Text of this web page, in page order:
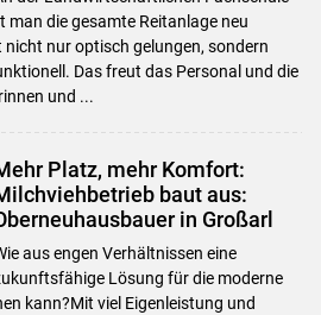
man die gesamte Reitanlage neu
nur optisch gelungen, sondern
Das freut das Personal und die
und ...
Platz, mehr Komfort:
baut aus:
in Großarl
aus engen Verhältnissen eine
Lösung für die moderne
kann?Mit viel Eigenleistung und